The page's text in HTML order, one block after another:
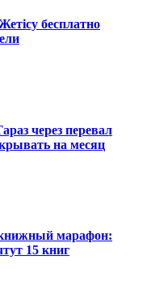
бесплатно
через перевал
на месяц
марафон:
15 книг